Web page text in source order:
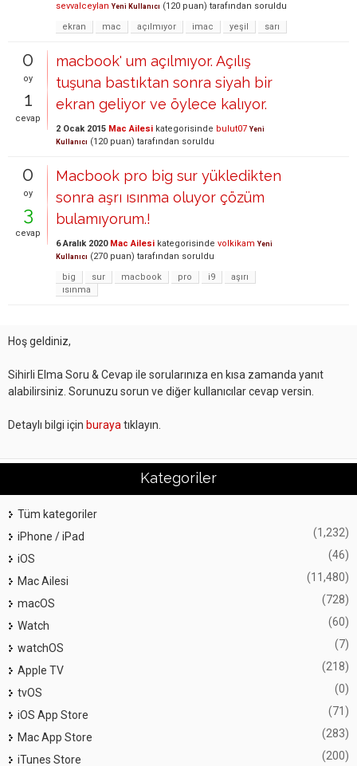
sevvalceylan Yeni Kullanıcı (120 puan) tarafından soruldu
ekran
mac açılmıyor imac yeşil sarı
0
oy
1
cevap
macbook' um açılmıyor. Açılış
tuşuna bastıktan sonra siyah bir
ekran geliyor ve öylece kalıyor.
2 Ocak 2015 Mac Ailesi kategorisinde bulut07 Yeni
Kullanıcı (120 puan) tarafından soruldu
0
oy
3
cevap
Macbook pro big sur yükledikten
sonra aşrı ısınma oluyor çözüm
bulamıyorum.!
6 Aralık 2020 Mac Ailesi kategorisinde volkikam Yeni
Kullanıcı (270 puan) tarafından soruldu
big
sur macbook pro i9
aşırı
ısınma
Hoş geldiniz,
Sihirli Elma Soru & Cevap ile sorularınıza en kısa zamanda yanıt
alabilirsiniz. Sorunuzu sorun ve diğer kullanıcılar cevap versin.
Detaylı bilgi için buraya tıklayın.
Kategoriler
Tüm kategoriler
iPhone / iPad
(1,232)
iOS (46)
Mac Ailesi (11,480)
macOS (728)
Watch (60)
watchOS (7)
Apple TV (218)
tvOS (0)
iOS App Store (71)
Mac App Store (283)
iTunes Store (200)